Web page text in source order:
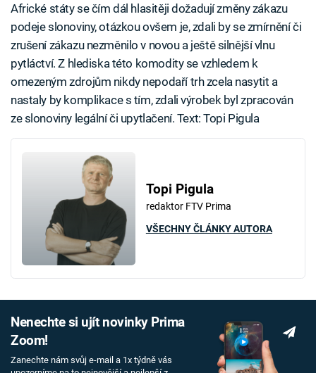
Africké státy se čím dál hlasitěji dožadují změny zákazu
podeje slonoviny, otázkou ovšem je, zdali by se zmírnění či
zrušení zákazu nezměnilo v novou a ještě silnější vlnu
pytláctví. Z hlediska této komodity se vzhledem k
omezeným zdrojům nikdy nepodaří trh zcela nasytit a
nastaly by komplikace s tím, zdali výrobek byl zpracován
ze slonoviny legální či upytlačení. Text: Topi Pigula
Topi Pigula
redaktor FTV Prima
VŠECHNY ČLÁNKY AUTORA
Nenechte si ujít novinky Prima
Zoom!
Zanechte nám svůj e-mail a 1x týdně vás